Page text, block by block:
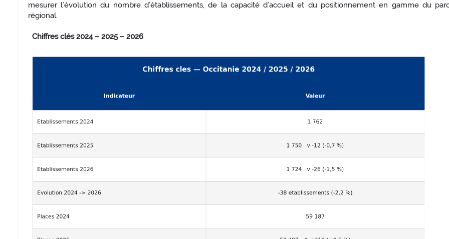
mesurer l’évolution du nombre d’établissements, de la capacité d’accueil et du positionnement en gamme du
régional.
Chiffres clés 2024 – 2025 – 2026